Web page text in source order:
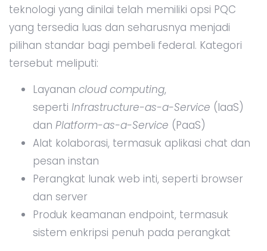
teknologi yang dinilai telah memiliki opsi PQC
yang tersedia luas dan seharusnya menjadi
pilihan standar bagi pembeli federal. Kategori
tersebut meliputi:
Layanan cloud computing,
seperti Infrastructure-as-a-Service (IaaS)
dan Platform-as-a-Service (PaaS)
Alat kolaborasi, termasuk aplikasi chat dan
pesan instan
Perangkat lunak web inti, seperti browser
dan server
Produk keamanan endpoint, termasuk
sistem enkripsi penuh pada perangkat